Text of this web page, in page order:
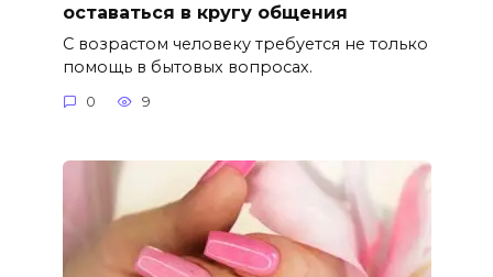
оставаться в кругу общения
С возрастом человеку требуется не только
помощь в бытовых вопросах.
0 9